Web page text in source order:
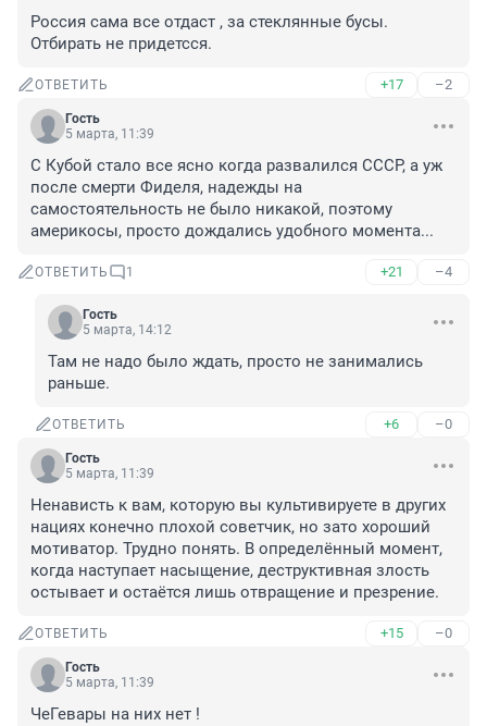
Россия сама все отдаст , за стеклянные бусы.
Отбирать не придетсся.
ОТВЕТИТЬ +17 –2
Гость
5 марта, 11:39
С Кубой стало все ясно когда развалился СССР, а уж
после смерти Фиделя, надежды на
самостоятельность не было никакой, поэтому
америкосы, просто дождались удобного момента...
ОТВЕТИТЬ 1 +21 –4
Гость
5 марта, 14:12
Там не надо было ждать, просто не занимались
раньше.
ОТВЕТИТЬ +6 –0
Гость
5 марта, 11:39
Ненависть к вам, которую вы культивируете в других
нациях конечно плохой советчик, но зато хороший
мотиватор. Трудно понять. В определённый момент,
когда наступает насыщение, деструктивная злость
остывает и остаётся лишь отвращение и презрение.
ОТВЕТИТЬ +15 –0
Гость
5 марта, 11:39
ЧеГевары на них нет !